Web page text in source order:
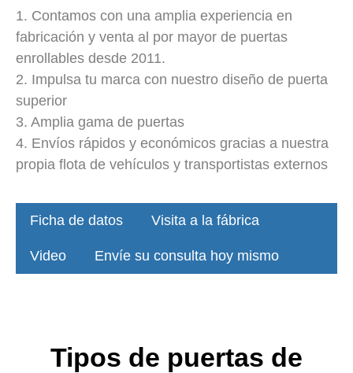
1. Contamos con una amplia experiencia en
fabricación y venta al por mayor de puertas
enrollables desde 2011.
2. Impulsa tu marca con nuestro diseño de puerta
superior
3. Amplia gama de puertas
4. Envíos rápidos y económicos gracias a nuestra
propia flota de vehículos y transportistas externos
Ficha de datos Visita a la fábrica
Video Envíe su consulta hoy mismo
Tipos de puertas de